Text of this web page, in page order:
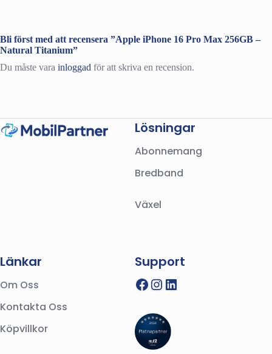
Bli först med att recensera ”Apple iPhone 16 Pro Max 256GB –
Natural Titanium”
Du måste vara inloggad för att skriva en recension.
Lösningar
Abonnemang
Bredband
Växel
Länkar
Om Oss
Kontakta Oss
Köpvillkor
Support
Facebook
Instagram
LinkedIn